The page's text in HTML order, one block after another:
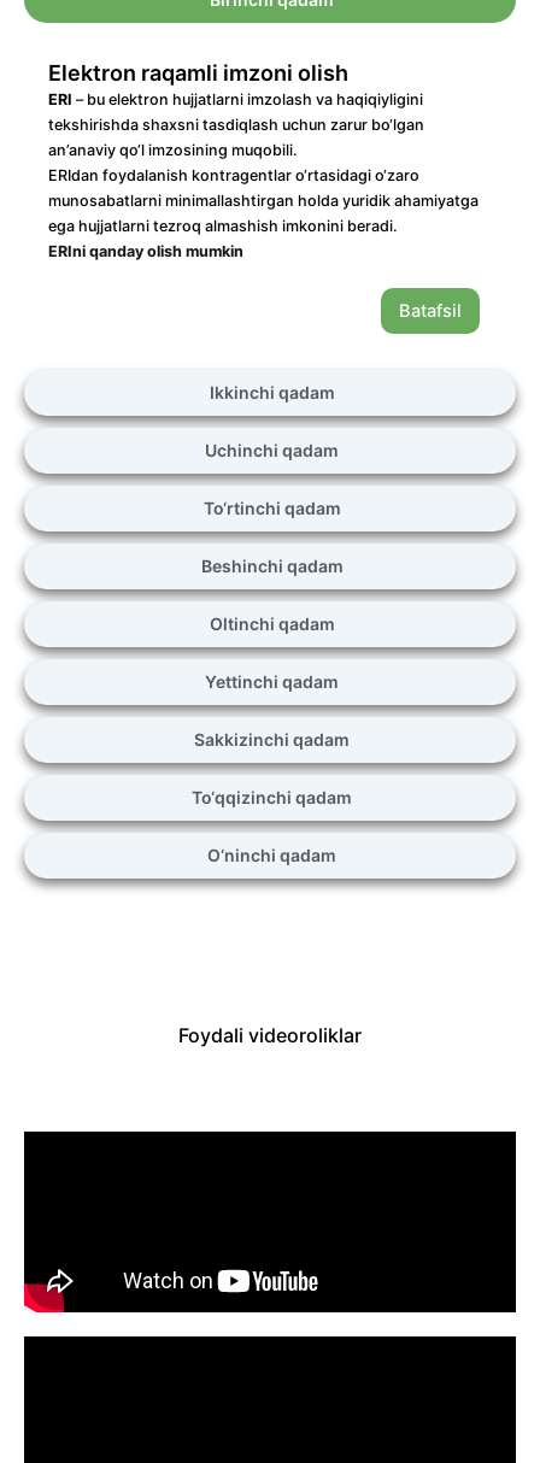
Ikkinchi qadam
Uchinchi qadam
To‘rtinchi qadam
Beshinchi qadam
Oltinchi qadam
Yettinchi qadam
Sakkizinchi qadam
To‘qqizinchi qadam
O‘ninchi qadam
Elektron raqamli imzoni olish
ERI – bu elektron hujjatlarni imzolash va haqiqiyligini
tekshirishda shaxsni tasdiqlash uchun zarur bo‘lgan
an’anaviy qo‘l imzosining muqobili.
ERIdan foydalanish kontragentlar o‘rtasidagi o‘zaro
munosabatlarni minimallashtirgan holda yuridik ahamiyatga
ega hujjatlarni tezroq almashish imkonini beradi.
ERIni qanday olish mumkin
Batafsil
Foydali videoroliklar